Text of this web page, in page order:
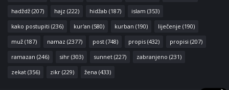
hadždž (207) hajz (222) hidžab (187) islam (353)
kako postupiti (236) kur'an (580) kurban (190) liječenje (190)
muž (187) namaz (2377) post (748) propis (432) propisi (207)
ramazan (246) sihr (303) sunnet (227) zabranjeno (231)
zekat (356) zikr (229) žena (433)